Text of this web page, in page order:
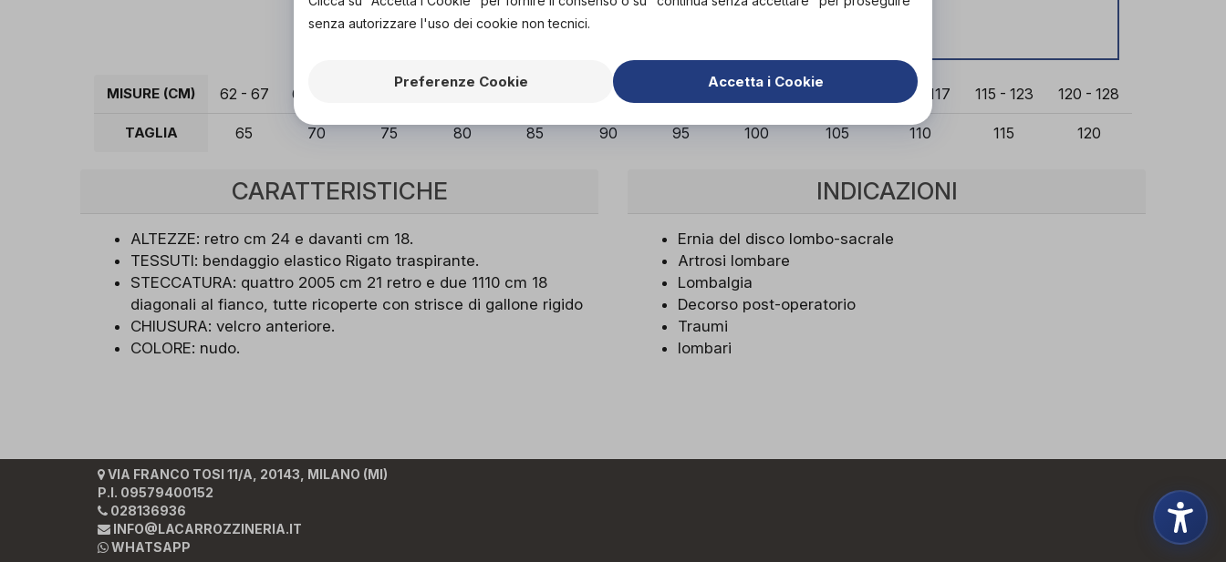
MISURE (CM) 62 - 67 66 - 73 87 - 94 109 - 117 115 - 123 120 - 128
TAGLIA 65 70 75 80 85 90 95 100 105 110 115 120
CARATTERISTICHE
ALTEZZE: retro cm 24 e davanti cm 18.
TESSUTI: bendaggio elastico Rigato traspirante.
STECCATURA: quattro 2005 cm 21 retro e due 1110 cm 18
diagonali al fianco, tutte ricoperte con strisce di gallone rigido
CHIUSURA: velcro anteriore.
COLORE: nudo.
INDICAZIONI
Ernia del disco lombo-sacrale
Artrosi lombare
Lombalgia
Decorso post-operatorio
Traumi
lombari
VIA FRANCO TOSI 11/A, 20143, MILANO (MI)
P.I. 09579400152
028136936
INFO@LACARROZZINERIA.IT
WHATSAPP
senza autorizzare l'uso dei cookie non tecnici.
Preferenze Cookie Accetta i Cookie